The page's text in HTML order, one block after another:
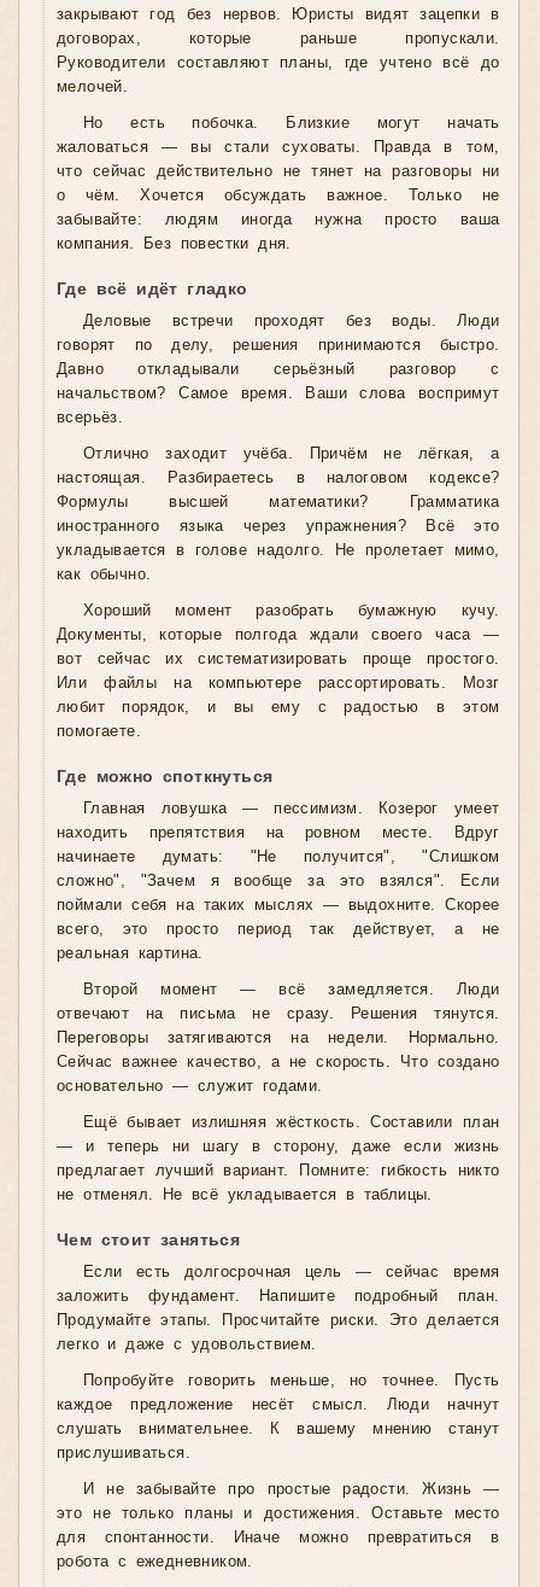
закрывают год без нервов. Юристы видят зацепки в
договорах, которые раньше пропускали.
Руководители составляют планы, где учтено всё до
мелочей.
Но есть побочка. Близкие могут начать
жаловаться — вы стали суховаты. Правда в том,
что сейчас действительно не тянет на разговоры ни
о чём. Хочется обсуждать важное. Только не
забывайте: людям иногда нужна просто ваша
компания. Без повестки дня.
Где всё идёт гладко
Деловые встречи проходят без воды. Люди
говорят по делу, решения принимаются быстро.
Давно откладывали серьёзный разговор с
начальством? Самое время. Ваши слова воспримут
всерьёз.
Отлично заходит учёба. Причём не лёгкая, а
настоящая. Разбираетесь в налоговом кодексе?
Формулы высшей математики? Грамматика
иностранного языка через упражнения? Всё это
укладывается в голове надолго. Не пролетает мимо,
как обычно.
Хороший момент разобрать бумажную кучу.
Документы, которые полгода ждали своего часа —
вот сейчас их систематизировать проще простого.
Или файлы на компьютере рассортировать. Мозг
любит порядок, и вы ему с радостью в этом
помогаете.
Где можно споткнуться
Главная ловушка — пессимизм. Козерог умеет
находить препятствия на ровном месте. Вдруг
начинаете думать: "Не получится", "Слишком
сложно", "Зачем я вообще за это взялся". Если
поймали себя на таких мыслях — выдохните. Скорее
всего, это просто период так действует, а не
реальная картина.
Второй момент — всё замедляется. Люди
отвечают на письма не сразу. Решения тянутся.
Переговоры затягиваются на недели. Нормально.
Сейчас важнее качество, а не скорость. Что создано
основательно — служит годами.
Ещё бывает излишняя жёсткость. Составили план
— и теперь ни шагу в сторону, даже если жизнь
предлагает лучший вариант. Помните: гибкость никто
не отменял. Не всё укладывается в таблицы.
Чем стоит заняться
Если есть долгосрочная цель — сейчас время
заложить фундамент. Напишите подробный план.
Продумайте этапы. Просчитайте риски. Это делается
легко и даже с удовольствием.
Попробуйте говорить меньше, но точнее. Пусть
каждое предложение несёт смысл. Люди начнут
слушать внимательнее. К вашему мнению станут
прислушиваться.
И не забывайте про простые радости. Жизнь —
это не только планы и достижения. Оставьте место
для спонтанности. Иначе можно превратиться в
робота с ежедневником.